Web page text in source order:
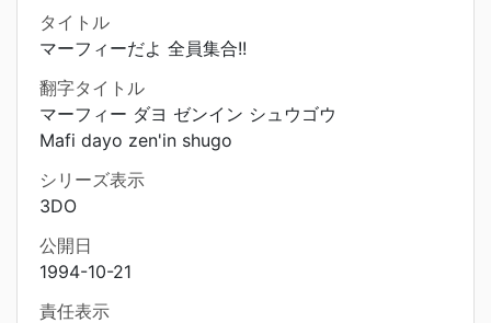
タイトル
マーフィーだよ 全員集合!!
翻字タイトル
マーフィー ダヨ ゼンイン シュウゴウ
Mafi dayo zen'in shugo
シリーズ表示
3DO
公開日
1994-10-21
責任表示